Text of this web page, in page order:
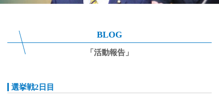
BLOG
「活動報告」
選挙戦2日目